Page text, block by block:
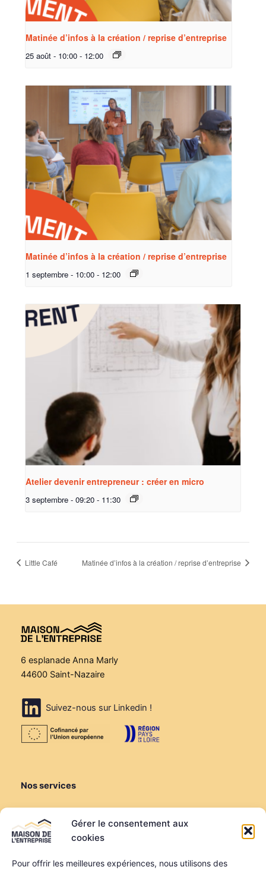
Gérer le consentement aux
cookies
Pour offrir les meilleures expériences, nous utilisons des
Matinée d’infos à la création / reprise d’entreprise
25 août - 10:00 - 12:00
Matinée d’infos à la création / reprise d’entreprise
1 septembre - 10:00 - 12:00
Atelier devenir entrepreneur : créer en micro
3 septembre - 09:20 - 11:30
Little Café Matinée d’infos à la création / reprise d’entreprise
6 esplanade Anna Marly
44600 Saint-Nazaire
Suivez-nous sur Linkedin !
Nos services
Louer une salle de réunion
Louer un bureau
Domiciliation